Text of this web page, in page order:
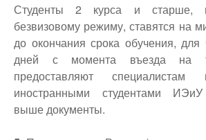
Студенты 2 курса и старше,
безвизовому режиму, ставятся на
до окончания срока обучения, для
дней с момента въезда на
предоставляют
иностранными студентами
выше документы.